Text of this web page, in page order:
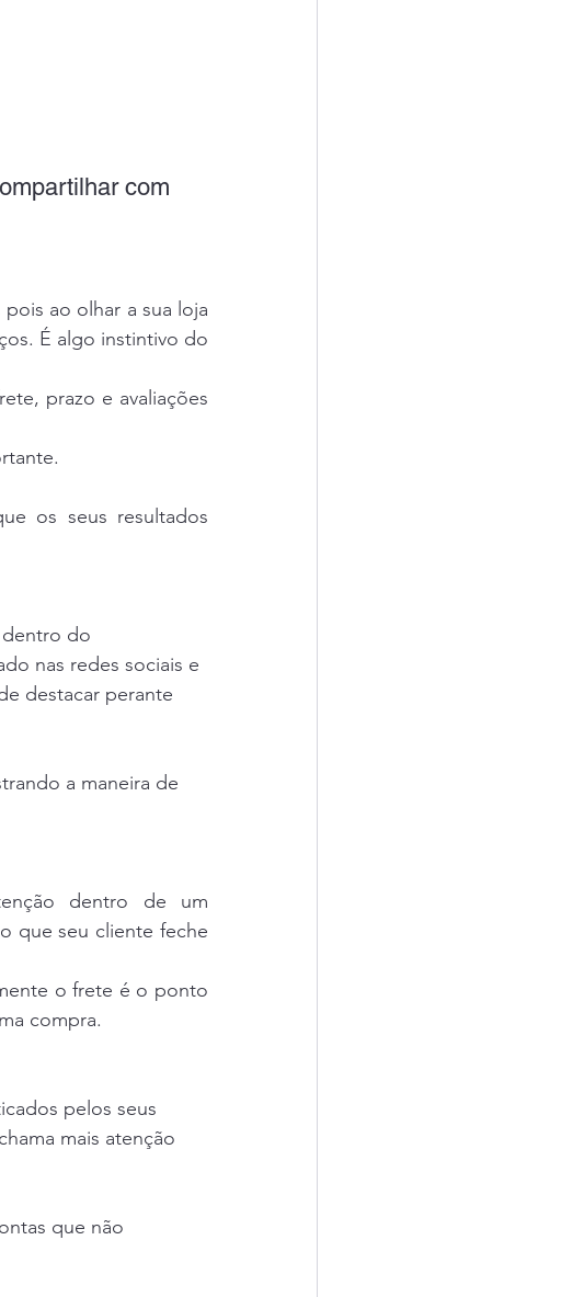
com
ao olhar a sua loja
É algo instintivo do
prazo e avaliações
os seus resultados
dentro do
nas redes sociais e
destacar perante
a maneira de
dentro de um
que seu cliente feche
o frete é o ponto
compra.
pelos seus
mais atenção
que não